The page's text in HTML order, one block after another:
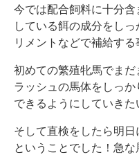
今では配合飼料に十分
している餌の成分をし
リメントなどで補給する
初めての繁殖牝馬でま
ラッシュの馬体をしっ
できるようにしていきた
そして直検をしたら明
ということでした！急